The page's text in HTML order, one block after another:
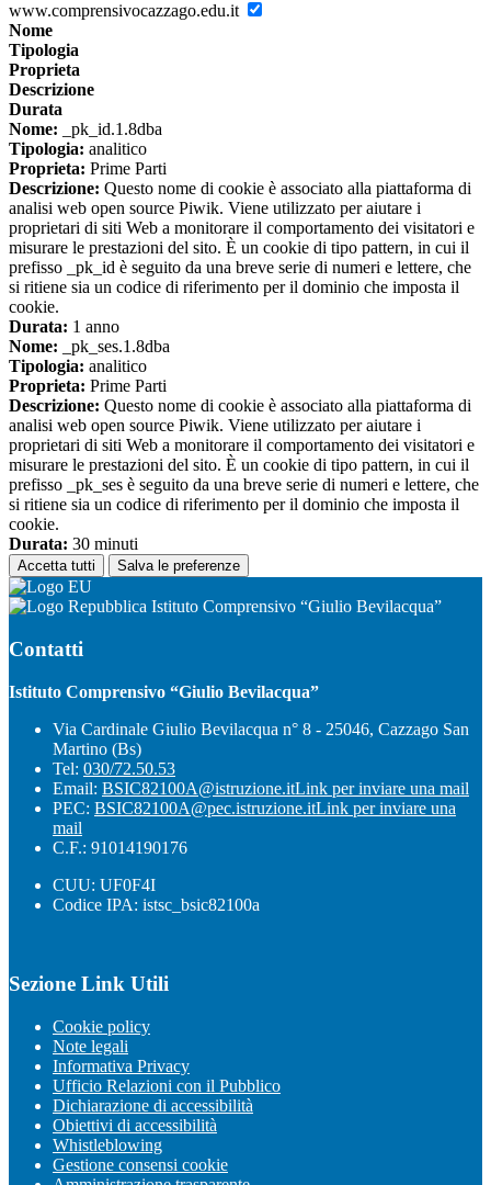
www.comprensivocazzago.edu.it
Nome
Tipologia
Proprieta
Descrizione
Durata
Nome: _pk_id.1.8dba
Tipologia: analitico
Proprieta: Prime Parti
Descrizione: Questo nome di cookie è associato alla piattaforma di
analisi web open source Piwik. Viene utilizzato per aiutare i
proprietari di siti Web a monitorare il comportamento dei visitatori e
misurare le prestazioni del sito. È un cookie di tipo pattern, in cui il
prefisso _pk_id è seguito da una breve serie di numeri e lettere, che
si ritiene sia un codice di riferimento per il dominio che imposta il
cookie.
Durata: 1 anno
Nome: _pk_ses.1.8dba
Tipologia: analitico
Proprieta: Prime Parti
Descrizione: Questo nome di cookie è associato alla piattaforma di
analisi web open source Piwik. Viene utilizzato per aiutare i
proprietari di siti Web a monitorare il comportamento dei visitatori e
misurare le prestazioni del sito. È un cookie di tipo pattern, in cui il
prefisso _pk_ses è seguito da una breve serie di numeri e lettere, che
si ritiene sia un codice di riferimento per il dominio che imposta il
cookie.
Durata: 30 minuti
Accetta tutti Salva le preferenze
Istituto Comprensivo “Giulio Bevilacqua”
Contatti
Istituto Comprensivo “Giulio Bevilacqua”
Via Cardinale Giulio Bevilacqua n° 8 - 25046, Cazzago San
Martino (Bs)
Tel: 030/72.50.53
Email: BSIC82100A@istruzione.itLink per inviare una mail
PEC: BSIC82100A@pec.istruzione.itLink per inviare una
mail
C.F.: 91014190176
CUU: UF0F4I
Codice IPA: istsc_bsic82100a
Sezione Link Utili
Cookie policy
Note legali
Informativa Privacy
Ufficio Relazioni con il Pubblico
Dichiarazione di accessibilità
Obiettivi di accessibilità
Whistleblowing
Gestione consensi cookie